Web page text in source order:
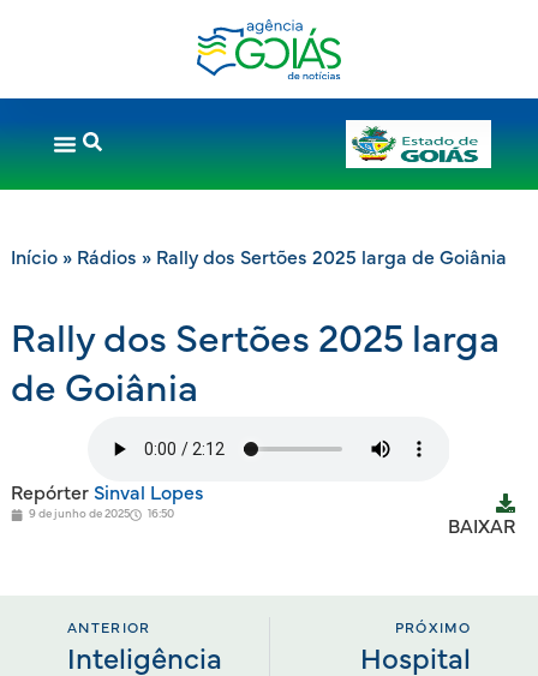
Início» Rádios » Rally dos Sertões 2025 larga de Goiânia
Rally dos Sertões 2025 larga
de Goiânia
RepórterSinval Lopes
9 de junho de 2025 16:50
BAIXAR
ANTERIOR
Inteligência
PRÓXIMO
Hospital